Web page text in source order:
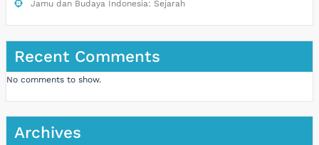
Jamu dan Budaya Indonesia: Sejarah
Recent Comments
No comments to show.
Archives